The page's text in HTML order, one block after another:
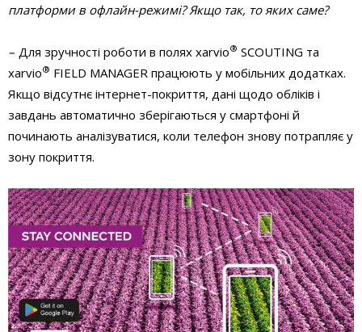
платформи в офлайн-режимі? Якщо так, то яких саме?
– Для зручності роботи в полях xarvio® SCOUTING та
xarvio® FIELD MANAGER працюють у мобільних додатках.
Якщо відсутнє інтернет-покриття, дані щодо обліків і
завдань автоматично зберігаються у смартфоні й
починають аналізуватися, коли телефон знову потрапляє у
зону покриття.